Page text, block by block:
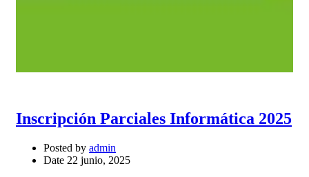
Inscripción Parciales Informática 2025
Posted by admin
Date 22 junio, 2025